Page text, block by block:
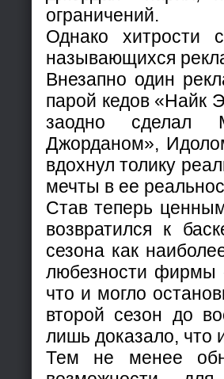
ограничений.
Однако хитрости
называющихся
Внезапно один
парой кедов «Найк
заодно сделал
Джорданом»,
вдохнул толику
мечты в ее
Став теперь
возвратился к
сезона как
любезности фирмы
что и могло
второй сезон до
лишь доказало, что
Тем не менее